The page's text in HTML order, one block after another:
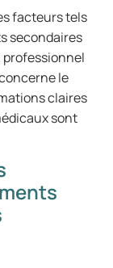
facteurs tels
secondaires
le
claires
sont